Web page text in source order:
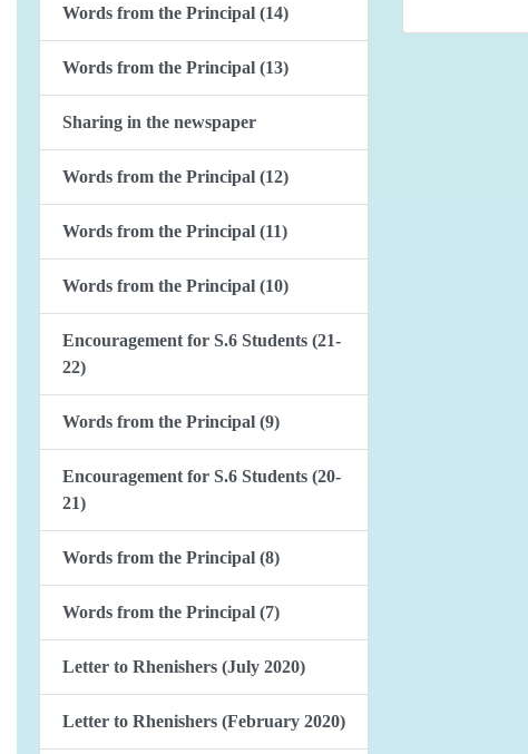
Words from the Principal (14)
Words from the Principal (13)
Sharing in the newspaper
Words from the Principal (12)
Words from the Principal (11)
Words from the Principal (10)
Encouragement for S.6 Students (21-
22)
Words from the Principal (9)
Encouragement for S.6 Students (20-
21)
Words from the Principal (8)
Words from the Principal (7)
Letter to Rhenishers (July 2020)
Letter to Rhenishers (February 2020)